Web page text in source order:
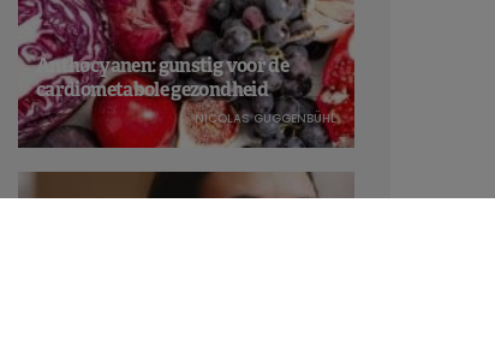
Anthocyanen: gunstig voor de
cardiometabole gezondheid
NICOLAS GUGGENBÜHL